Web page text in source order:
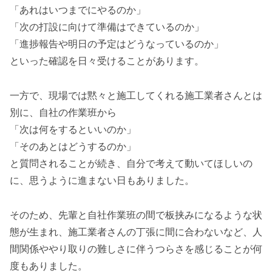
「あれはいつまでにやるのか」
「次の打設に向けて準備はできているのか」
「進捗報告や明日の予定はどうなっているのか」
といった確認を日々受けることがあります。
一方で、現場では黙々と施工してくれる施工業者さんとは
別に、自社の作業班から
「次は何をするといいのか」
「そのあとはどうするのか」
と質問されることが続き、自分で考えて動いてほしいの
に、思うように進まない日もありました。
そのため、先輩と自社作業班の間で板挟みになるような状
態が生まれ、施工業者さんの丁張に間に合わないなど、人
間関係ややり取りの難しさに伴うつらさを感じることが何
度もありました。